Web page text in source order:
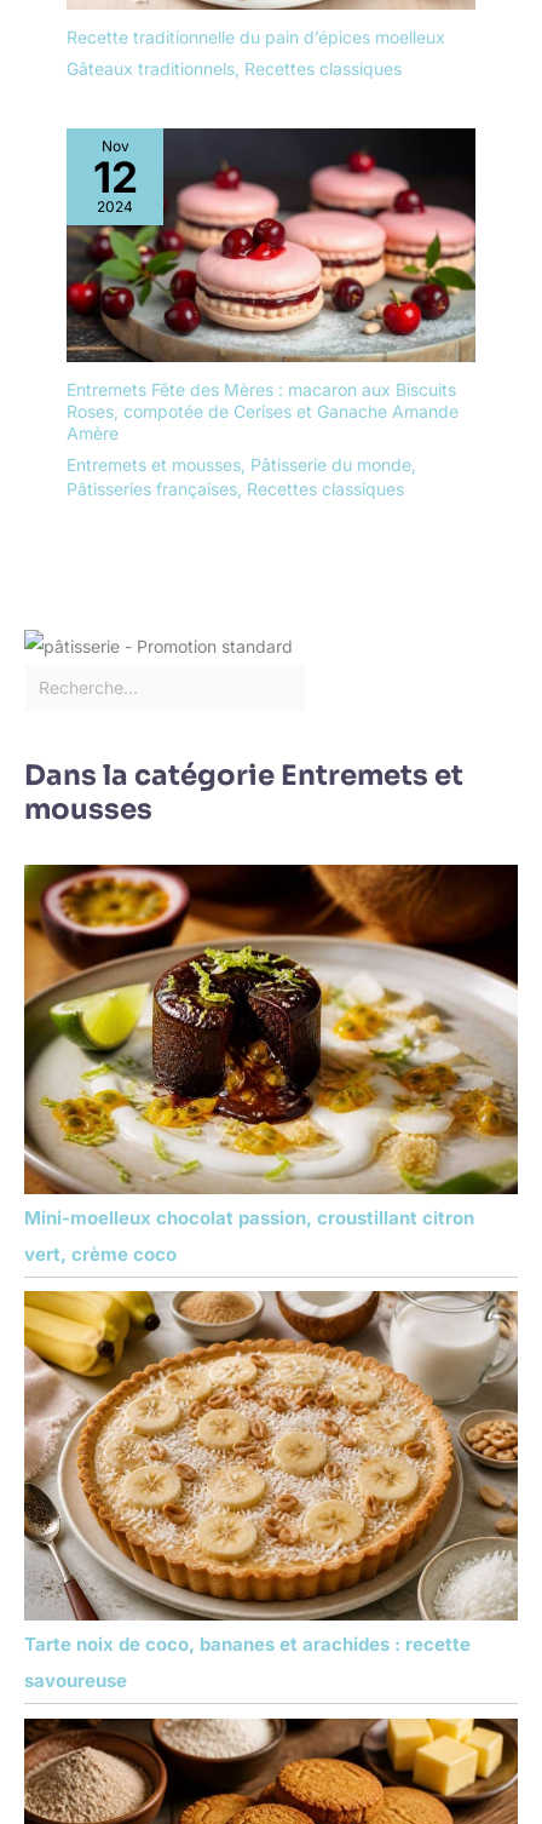
de 6 ramequins à crème
brûlée est à la fois
pratique et élégant – un
Idéal pour les
anniversaires, Noël ou
les pendaisons de
crémaillère.
mettre au lave-vaisselle
pour gagner du temps
lors du lavage des mains.
vaisselle
Recette traditionnelle du pain d’épices moelleux
Gâteaux traditionnels Recettes classiques
Nov
12
2024
Entremets Fête des Mères : macaron aux Biscuits
Roses, compotée de Cerises et Ganache Amande
Amère
Entremets et mousses Pâtisserie du monde
Pâtisseries françaises Recettes classiques
Dans la catégorie Entremets et
mousses
Mini-moelleux chocolat passion, croustillant citron
vert, crème coco
Tarte noix de coco, bananes et arachides : recette
savoureuse